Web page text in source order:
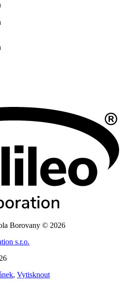
Borovany © 2026
s.r.o.
, Vytisknout